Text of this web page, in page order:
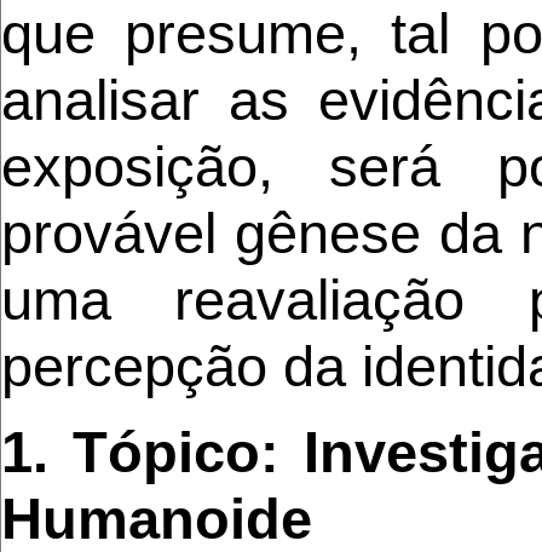
que presume, tal
analisar as
exposição, será
provável gênese da
uma reavaliação
percepção da
1. Tópico:
Humanoide